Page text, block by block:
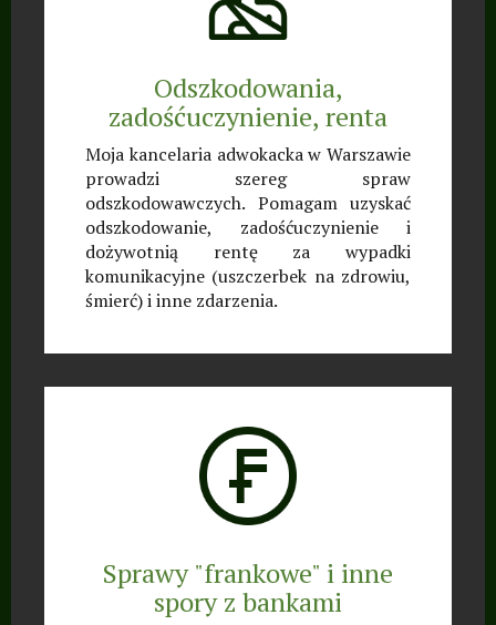
Odszkodowania,
zadośćuczynienie, renta
Moja kancelaria adwokacka w Warszawie
prowadzi szereg spraw
odszkodowawczych. Pomagam uzyskać
odszkodowanie, zadośćuczynienie i
dożywotnią rentę za wypadki
komunikacyjne (uszczerbek na zdrowiu,
śmierć) i inne zdarzenia.
Sprawy "frankowe" i inne
spory z bankami